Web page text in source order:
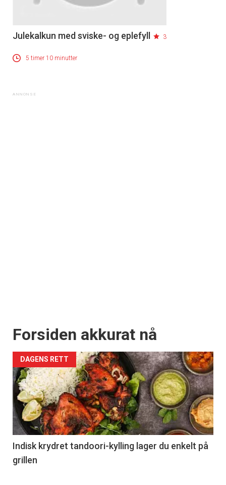
Julekalkun med sviske- og eplefyll 3
5 timer 10 minutter
Forsiden akkurat nå
DAGENS RETT
Indisk krydret tandoori-kylling lager du enkelt på
grillen